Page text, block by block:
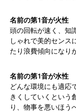
名前の第1音が火性
頭の回転が速く、知
しゃれで美的センス
たり浪費傾向になり
名前の第1音が水性
どんな環境にも適応
きくしていくという
り、物事を悪いほう